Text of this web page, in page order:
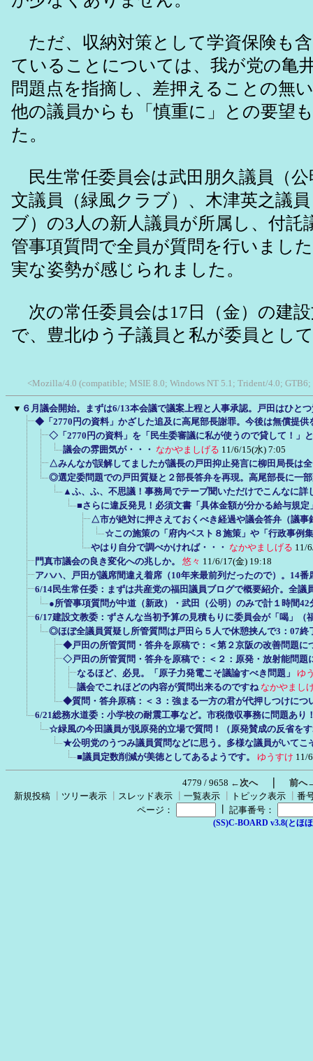
ただ、収納対策として学資保険も
ていることについては、我が党の亀
問題点を指摘し、差押えることの無
他の議員からも「慎重に」との要望
た。
民生常任委員会は武田朋久議員（公
文議員（緑風クラブ）、木津英之議
ブ）の3人の新人議員が所属し、付託
管事項質問で全員が質問を行いまし
実な姿勢が感じられました。
次の常任委員会は17日（金）の建
で、豊北ゆう子議員と私が委員とし
<Mozilla/4.0 (compatible; MSIE 8.0; Windows NT 5.1; Trident/4.0;
▼ ６月議会開始。まずは6/13本会議で議案上程と人事承認。戸田はひと
◆「2770円の資料」かざした追及に高尾部長謝罪。今後は無償提供
◇「2770円の資料」を「民生委審議に私が使うので貸して！」
議会の雰囲気が・・・ なかやましげる 11/6/15(水) 7:05
△みんなが誤解してましたが議長の戸田抑止発言に柳田局長は
◎選定委問題での戸田質疑と２部長答弁を再現。高尾部長に一
▲ふ、ふ、不思議！事務局でテープ聞いただけでこんなに詳
■さらに違反発見！必須文書「具体金額が分かる給与規
△市が絶対に押さえておくべき経過や議会答弁（議事
☆この施策の「府内ベスト８施策」や「行政事例
やはり自分で調べかければ・・・ なかやましげる 11/
門真市議会の良き変化への兆しか。
悠々 11/6/17(金) 19:18
アハハ、戸田が議席間違え着席（10年来最前列だったので）。14番
6/14民生常任委：まずは共産党の福田議員ブログで概要紹介。全議
●所管事項質問が中道（新政）・武田（公明）のみで計１時間42
6/17建設文教委：ずさんな当初予算の見積もりに委員会が「喝」（
◎ほぼ全議員質疑し所管質問は戸田ら５人で休憩挟んで3：07終
◆戸田の所管質問・答弁を原稿で：＜第２京阪の改善問題に
◇戸田の所管質問・答弁を原稿で：＜２：原発・放射能問題
なるほど、必見。「原子力発電こそ議論すべき問題」
ゆ
議会でこれほどの内容が質問出来るのですね なかやまし
◆質問・答弁原稿：＜３：強まる一方の君が代押しつけにつ
6/21総務水道委：小学校の耐震工事など。市税徴収事務に問題あり
☆緑風の今田議員が脱原発的立場で質問！（原発賛成の反省を
★公明党のうつみ議員質問などに思う。多様な議員がいてこ
■議員定数削減が美徳としてあるようです。
ゆうすけ 11/
4779 / 9658 ←次へ｜ 前へ
新規投稿
ツリー表示 スレッド表示 一覧表示 トピック表示
番
ページ：
記事番号：
(SS)C-BOARD v3.8(とほ